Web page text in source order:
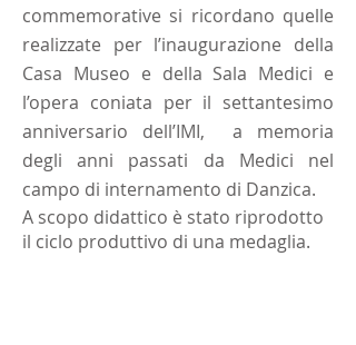
commemorative si ricordano quelle
realizzate per l’inaugurazione della
Casa Museo e della Sala Medici e
l’opera coniata per il settantesimo
anniversario dell’IMI, a memoria
degli anni passati da Medici nel
campo di internamento di Danzica.
A scopo didattico è stato riprodotto
il ciclo produttivo di una medaglia.